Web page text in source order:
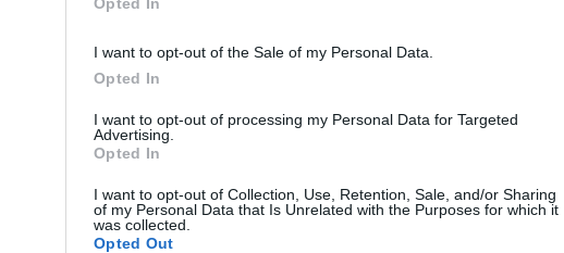
I want to opt-out of the Sale of my Personal Data.
Opted In
I want to opt-out of processing my Personal Data for Targeted
Advertising.
Opted In
I want to opt-out of Collection, Use, Retention, Sale, and/or Sharing
of my Personal Data that Is Unrelated with the Purposes for which it
was collected.
Opted Out